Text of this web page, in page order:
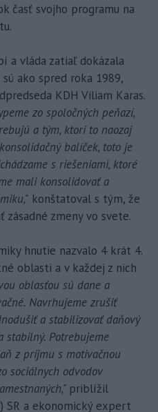
časť svojho programu na
a vláda zatiaľ dokázala
ako spred roka 1989,
KDH Viliam Karas.
zo spoločných peňazí,
a tým, ktorí to naozaj
balíček, toto je
s riešeniami, ktoré
mali konsolidovať a
konštatoval s tým, že
zásadné zmeny vo svete.
hnutie nazvalo 4 krát 4.
oblasti a v každej z nich
oblasťou sú dane a
Navrhujeme zrušiť
a stabilizovať daňový
stabilný. Potrebujeme
z príjmu s motivačnou
sociálnych odvodov
priblížil
SR a ekonomický expert